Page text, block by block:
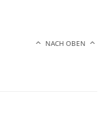
NACH OBEN